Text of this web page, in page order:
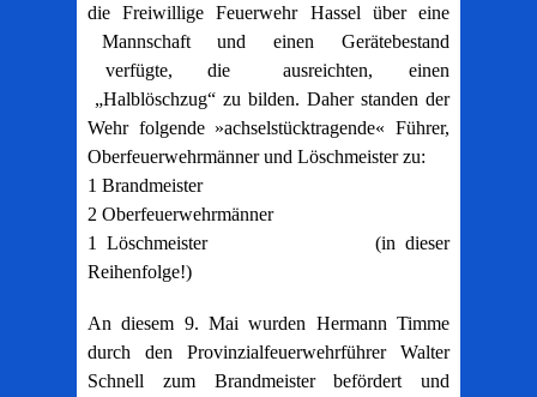
die Freiwillige Feuerwehr Hassel über eine
Mannschaft und einen Gerätebestand
verfügte, die ausreichten, einen
„Halblöschzug“ zu bilden. Daher standen der
Wehr folgende »achselstücktragende« Führer,
Oberfeuerwehrmänner und Löschmeister zu:
1 Brandmeister
2 Oberfeuerwehrmänner
1 Löschmeister (in dieser
Reihenfolge!)
An diesem 9. Mai wurden Hermann Timme
durch den Provinzialfeuerwehrführer Walter
Schnell zum Brandmeister befördert und